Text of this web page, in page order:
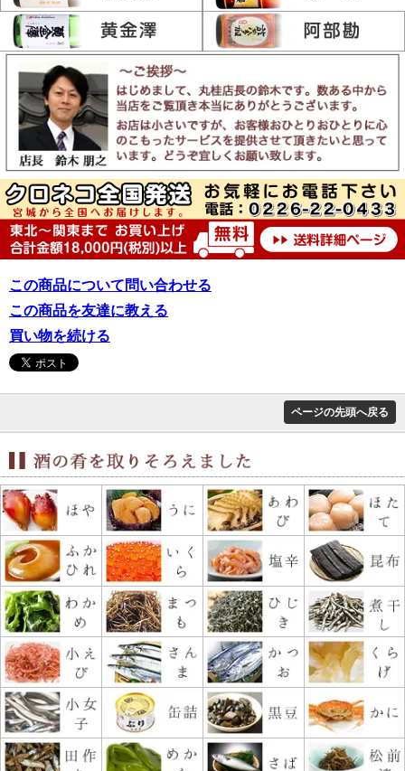
この商品について問い合わせる
この商品を友達に教える
買い物を続ける
ページの先頭へ戻る